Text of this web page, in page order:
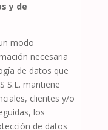
y de
modo
necesaria
de datos que
S.L. mantiene
clientes y/o
los
de datos